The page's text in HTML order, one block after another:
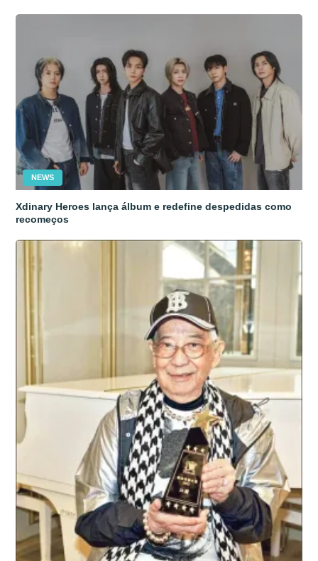
NEWS
Xdinary Heroes lança álbum e redefine despedidas como
recomeços